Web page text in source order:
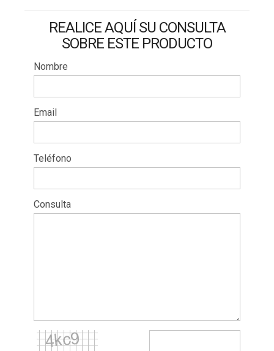
REALICE AQUÍ SU CONSULTA
SOBRE ESTE PRODUCTO
Nombre
Email
Teléfono
Consulta